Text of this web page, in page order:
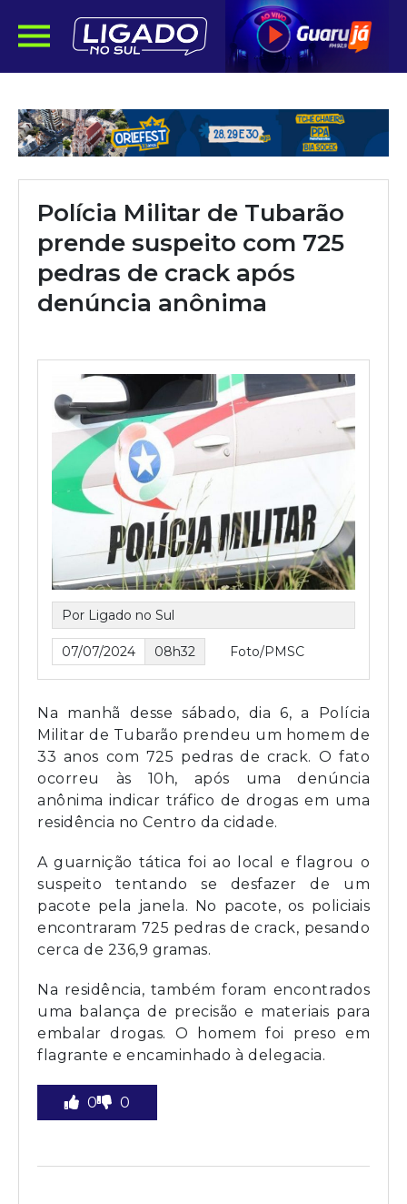
Polícia Militar de Tubarão
prende suspeito com 725
pedras de crack após
denúncia anônima
Por Ligado no Sul
07/07/2024 08h32 Foto/PMSC
Na manhã desse sábado, dia 6, a Polícia
Militar de Tubarão prendeu um homem de
33 anos com 725 pedras de crack. O fato
ocorreu às 10h, após uma denúncia
anônima indicar tráfico de drogas em uma
residência no Centro da cidade.
A guarnição tática foi ao local e flagrou o
suspeito tentando se desfazer de um
pacote pela janela. No pacote, os policiais
encontraram 725 pedras de crack, pesando
cerca de 236,9 gramas.
Na residência, também foram encontrados
uma balança de precisão e materiais para
embalar drogas. O homem foi preso em
flagrante e encaminhado à delegacia.
0 0